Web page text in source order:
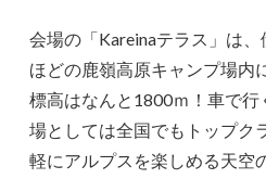
会場の「Kareinaテラス」は
ほどの鹿嶺高原キャンプ場内
標高はなんと1800ｍ！車で
場としては全国でもトップク
軽にアルプスを楽しめる天空